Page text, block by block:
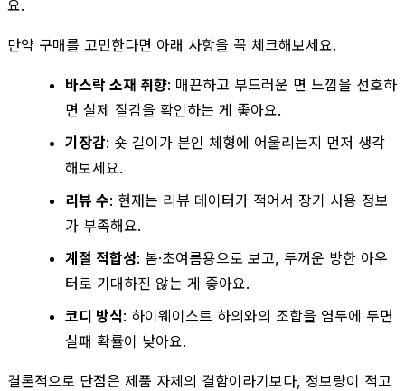
요.
만약 구매를 고민한다면 아래 사항을 꼭 체크해보세요.
바스락 소재 취향: 매끈하고 부드러운 면 느낌을 선호하
면 실제 질감을 확인하는 게 좋아요.
기장감: 숏 길이가 본인 체형에 어울리는지 먼저 생각
해보세요.
리뷰 수: 현재는 리뷰 데이터가 적어서 장기 사용 정보
가 부족해요.
계절 적합성: 봄·초여름용으로 보고, 두꺼운 방한 아우
터로 기대하진 않는 게 좋아요.
코디 방식: 하이웨이스트 하의와의 조합을 염두에 두면
실패 확률이 낮아요.
결론적으로 단점은 제품 자체의 결함이라기보다, 정보량이 적고